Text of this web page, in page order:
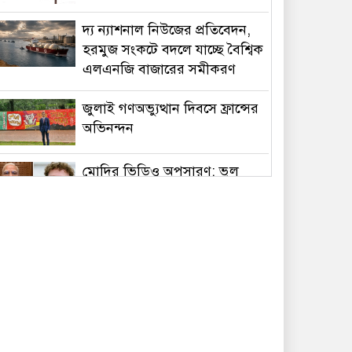
দ্য ন্যাশনাল নিউজের প্রতিবেদন,
হরমুজ সংকটে বদলে যাচ্ছে বৈশ্বিক
এলএনজি বাজারের সমীকরণ
জুলাই গণঅভ্যুত্থান দিবসে ফ্রান্সের
অভিনন্দন
মোদির ভিডিও অপসারণ: ভুল